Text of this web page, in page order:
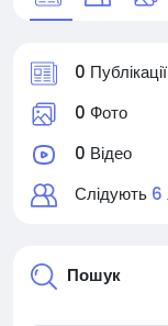
0 Публікації
0 Фото
0 Відео
Слідують 6
Пошук